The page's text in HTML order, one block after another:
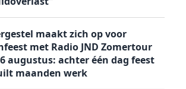
maakt zich op voor
met Radio JND Zomertour
augustus: achter één dag feest
maanden werk